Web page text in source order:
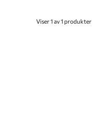
Viser 1 av 1 produkter